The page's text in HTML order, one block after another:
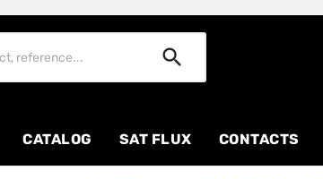

CATALOG SAT FLUX CONTACTS